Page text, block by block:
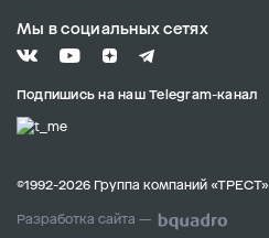
Мы в социальных сетях
Подпишись на наш Telegram-канал
©1992-2026 Группа компаний «ТРЕСТ»
Разработка сайта —